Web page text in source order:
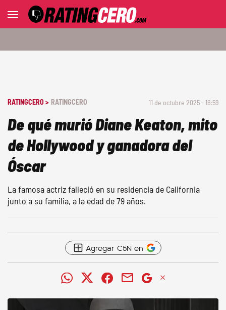
RATINGCERO > RATINGCERO 11 de octubre 2025 - 16:59
De qué murió Diane Keaton, mito
de Hollywood y ganadora del
Óscar
La famosa actriz falleció en su residencia de California
junto a su familia, a la edad de 79 años.
Agregar C5N en